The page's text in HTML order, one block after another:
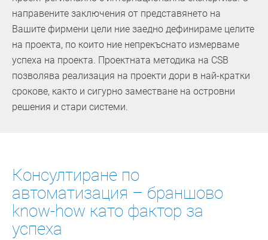
направените заключения от представянето на
Вашите фирмени цели ние заедно дефинираме целите
на проекта, по които ние непрекъснато измерваме
успеха на проекта. Проектната методика на CSB
позволява реализация на проекти дори в най-кратки
срокове, както и сигурно заместване на островни
решения и стари системи.
Консултиране по
автоматизация – браншово
know-how като фактор за
успеха